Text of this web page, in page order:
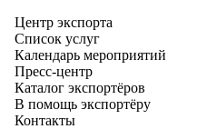
Центр экспорта
Список услуг
Календарь мероприятий
Пресс-центр
Каталог экспортёров
В помощь экспортёру
Контакты